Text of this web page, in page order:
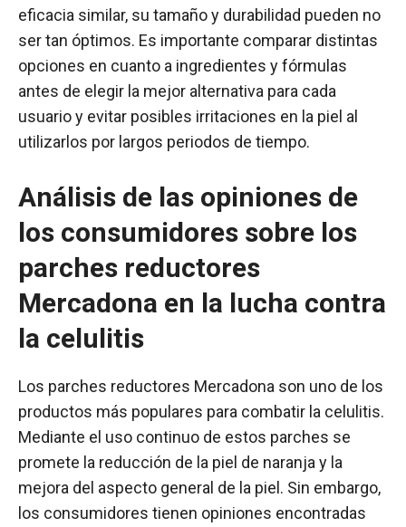
eficacia similar, su tamaño y durabilidad pueden no
ser tan óptimos. Es importante comparar distintas
opciones en cuanto a ingredientes y fórmulas
antes de elegir la mejor alternativa para cada
usuario y evitar posibles irritaciones en la piel al
utilizarlos por largos periodos de tiempo.
Análisis de las opiniones de
los consumidores sobre los
parches reductores
Mercadona en la lucha contra
la celulitis
Los parches reductores Mercadona son uno de los
productos más populares para combatir la celulitis.
Mediante el uso continuo de estos parches se
promete la reducción de la piel de naranja y la
mejora del aspecto general de la piel. Sin embargo,
los consumidores tienen opiniones encontradas